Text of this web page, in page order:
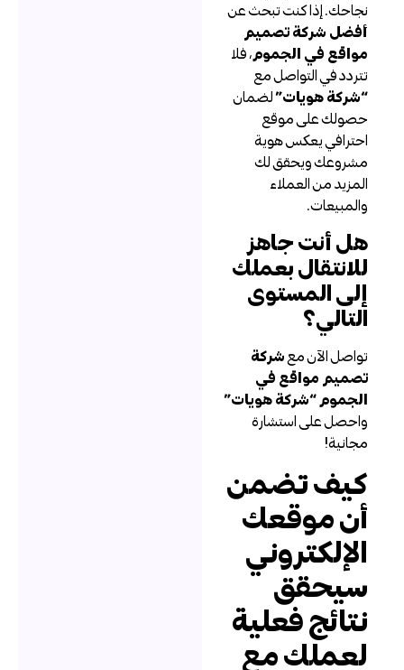
نجاحك. إذا كنت تبحث عن
أفضل شركة تصميم
مواقع في الجموم، فلا
تتردد في التواصل مع
“شركة هويات”لضمان
حصولك على موقع
احترافي يعكس هوية
مشروعك ويحقق لك
المزيد من العملاء
والمبيعات.
هل أنت جاهز
للانتقال بعملك
إلى المستوى
التالي؟
تواصل الآن معشركة
تصميم مواقع في
الجموم “شركة هويات”
واحصل على استشارة
مجانية!
كيف تضمن
أن موقعك
الإلكتروني
سيحقق
نتائج فعلية
لعملك مع